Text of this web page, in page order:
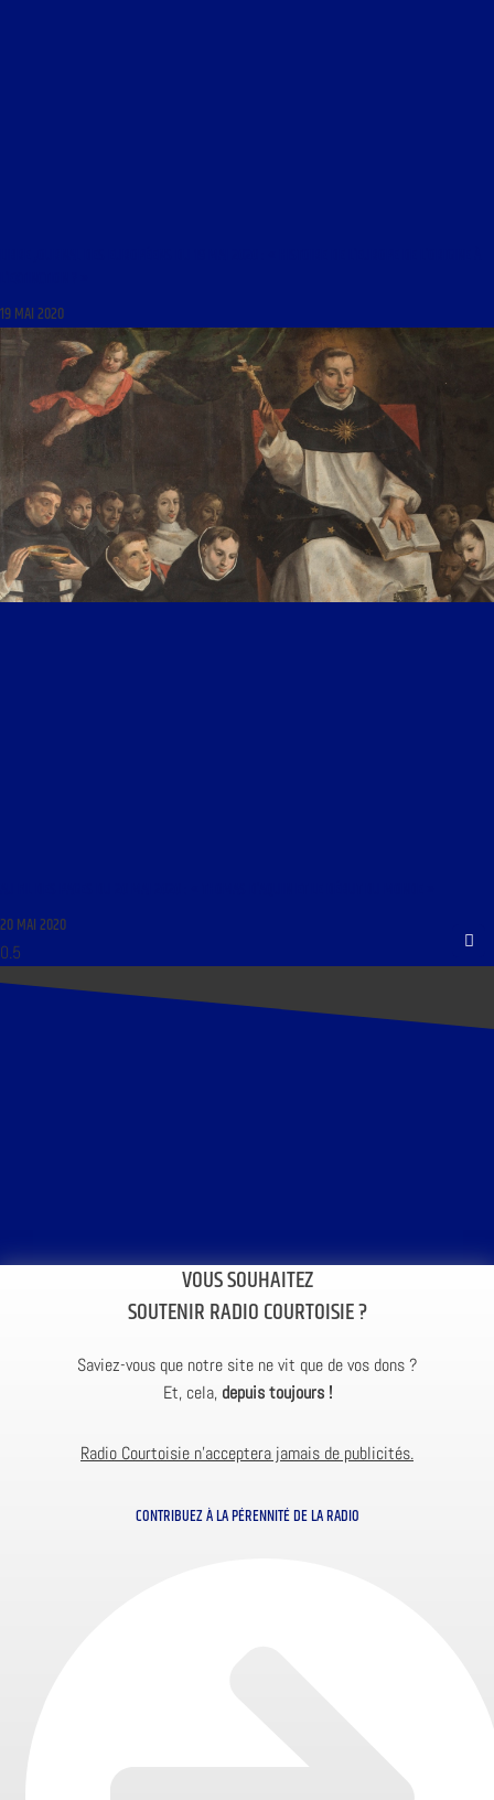
19 MAI 2020
20 MAI 2020
VOUS SOUHAITEZ
SOUTENIR RADIO COURTOISIE ?
Saviez-vous que notre site ne vit que de vos dons ?
Et, cela, depuis toujours !
Radio Courtoisie n’acceptera jamais de publicités.
CONTRIBUEZ À LA PÉRENNITÉ DE LA RADIO